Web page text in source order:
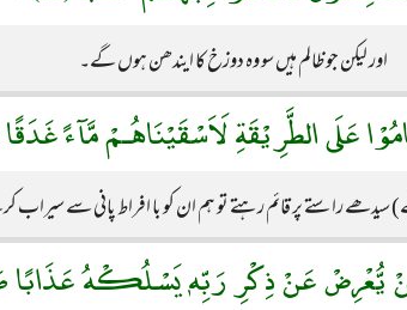
اور لیکن جو ظالم ہیں سو وہ دوزخ کا ایندھن ہوں گے۔
عَلَى الطَّرِيْقَةِ لَاَسْقَيْنَاهُـمْ مَّآءً
سیدھے راستے پر قائم رہتے تو ہم ان کو با افراط پانی سے سیراب
يُّعْرِضْ عَنْ ذِكْرِ رَبِّهٖ يَسْلُكْهُ